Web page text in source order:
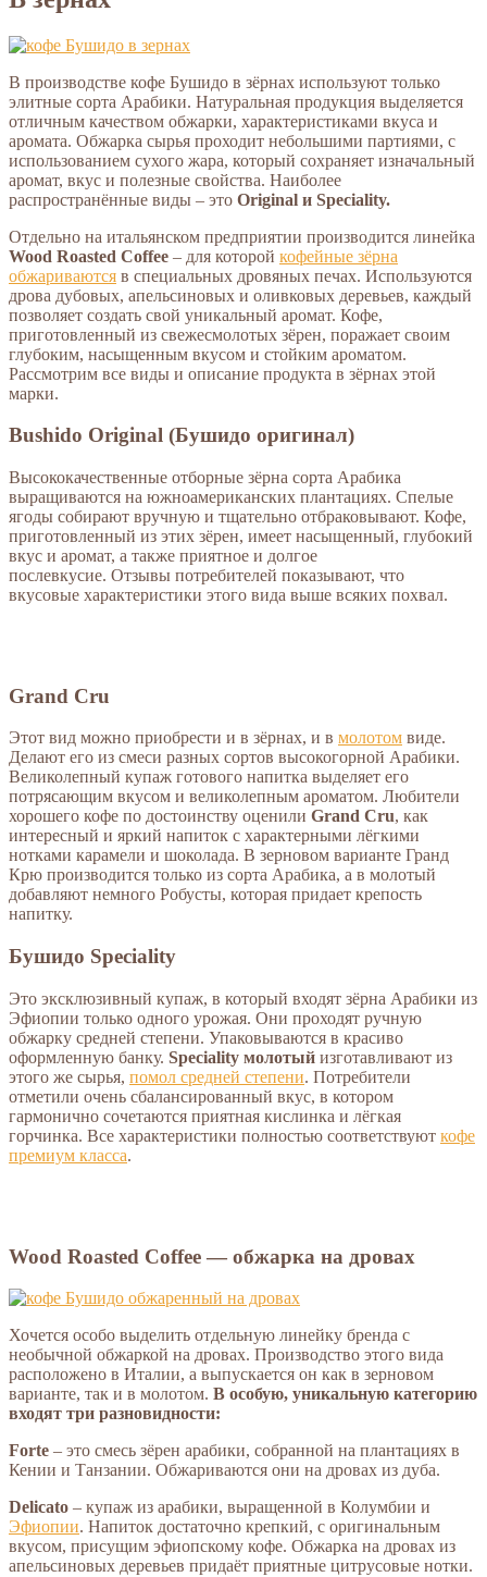
В производстве кофе Бушидо в зёрнах используют только
элитные сорта Арабики. Натуральная продукция выделяется
отличным качеством обжарки, характеристиками вкуса и
аромата. Обжарка сырья проходит небольшими партиями, с
использованием сухого жара, который сохраняет изначальный
аромат, вкус и полезные свойства. Наиболее
распространённые виды – это Original и Speciality.
Отдельно на итальянском предприятии производится линейка
Wood Roasted Coffee – для которой кофейные зёрна
обжариваются в специальных дровяных печах. Используются
дрова дубовых, апельсиновых и оливковых деревьев, каждый
позволяет создать свой уникальный аромат. Кофе,
приготовленный из свежесмолотых зёрен, поражает своим
глубоким, насыщенным вкусом и стойким ароматом.
Рассмотрим все виды и описание продукта в зёрнах этой
марки.
Bushido Original (Бушидо оригинал)
Высококачественные отборные зёрна сорта Арабика
выращиваются на южноамериканских плантациях. Спелые
ягоды собирают вручную и тщательно отбраковывают. Кофе,
приготовленный из этих зёрен, имеет насыщенный, глубокий
вкус и аромат, а также приятное и долгое
послевкусие. Отзывы потребителей показывают, что
вкусовые характеристики этого вида выше всяких похвал.
Grand Cru
Этот вид можно приобрести и в зёрнах, и в молотом виде.
Делают его из смеси разных сортов высокогорной Арабики.
Великолепный купаж готового напитка выделяет его
потрясающим вкусом и великолепным ароматом. Любители
хорошего кофе по достоинству оценили Grand Cru, как
интересный и яркий напиток с характерными лёгкими
нотками карамели и шоколада. В зерновом варианте Гранд
Крю производится только из сорта Арабика, а в молотый
добавляют немного Робусты, которая придает крепость
напитку.
Бушидо Speciality
Это эксклюзивный купаж, в который входят зёрна Арабики из
Эфиопии только одного урожая. Они проходят ручную
обжарку средней степени. Упаковываются в красиво
оформленную банку. Speciality молотый изготавливают из
этого же сырья, помол средней степени. Потребители
отметили очень сбалансированный вкус, в котором
гармонично сочетаются приятная кислинка и лёгкая
горчинка. Все характеристики полностью соответствуют кофе
премиум класса.
Wood Roasted Coffee — обжарка на дровах
Хочется особо выделить отдельную линейку бренда с
необычной обжаркой на дровах. Производство этого вида
расположено в Италии, а выпускается он как в зерновом
варианте, так и в молотом. В особую, уникальную категорию
входят три разновидности:
Forte – это смесь зёрен арабики, собранной на плантациях в
Кении и Танзании. Обжариваются они на дровах из дуба.
Delicato – купаж из арабики, выращенной в Колумбии и
Эфиопии. Напиток достаточно крепкий, с оригинальным
вкусом, присущим эфиопскому кофе. Обжарка на дровах из
апельсиновых деревьев придаёт приятные цитрусовые нотки.